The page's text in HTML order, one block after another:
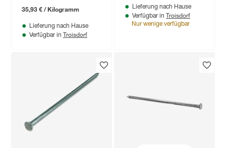
35,93 € / Kilogramm
Lieferung nach Hause
Verfügbar in Troisdorf
Lieferung nach Hause
Verfügbar in Troisdorf
Nur wenige verfügbar